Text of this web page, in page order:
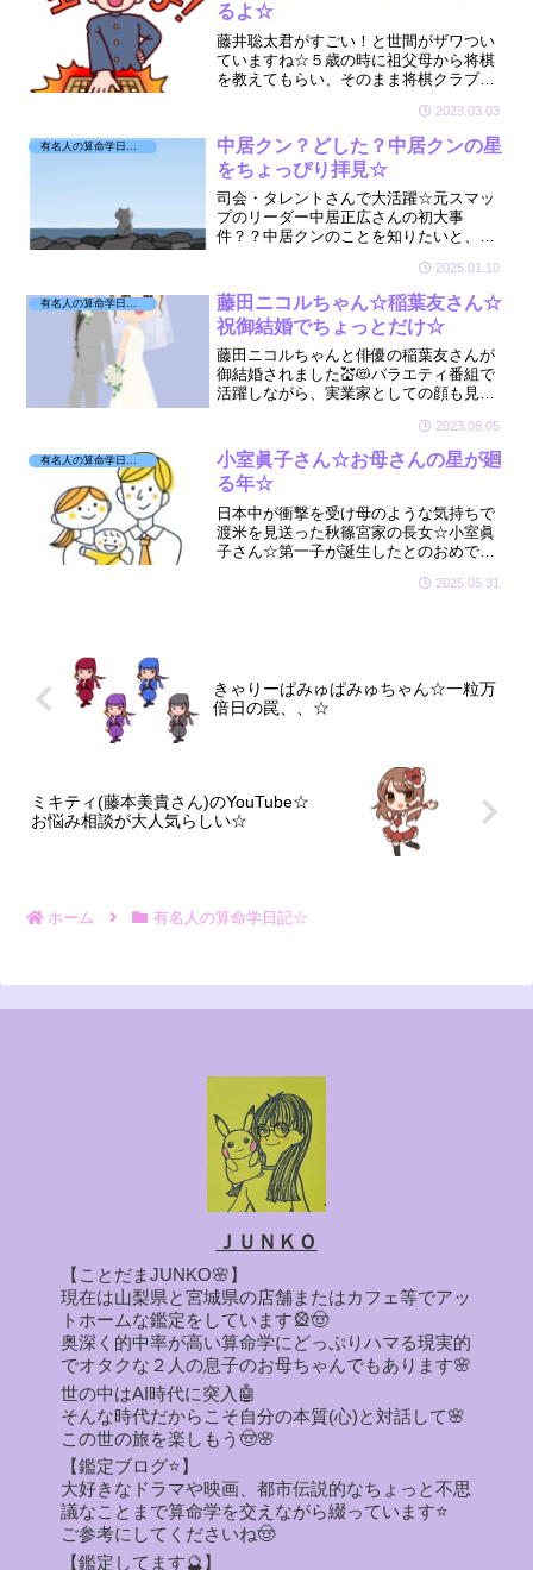
るよ☆
藤井聡太君がすごい！と世間がザワつい
ていますね☆５歳の時に祖父母から将棋
を教えてもらい、そのまま将棋クラブで
聡太くんがどんな星を持っているのか見
てみたくなりました☆
2023.03.03
中居クン？どした？中居クンの星
をちょっぴり拝見☆
司会・タレントさんで大活躍☆元スマッ
プのリーダー中居正広さんの初大事
件？？中居クンのことを知りたいと、星
2025.01.10
有名人の算命学日記☆
藤田ニコルちゃん☆稲葉友さん☆
祝御結婚でちょっとだけ☆
藤田ニコルちゃんと俳優の稲葉友さんが
御結婚されました💒😻バラエティ番組で
活躍しながら、実業家としての顔も見ら
相性など、星をちょこっとだけ見させて
いただきました🔮
2023.08.05
有名人の算命学日記☆
小室眞子さん☆お母さんの星が廻
る年☆
日本中が衝撃を受け母のような気持ちで
渡米を見送った秋篠宮家の長女☆小室眞
子さん☆第一子が誕生したとのおめでた
と拝見しましたらドンピシャでお母さん
2025.05.31
きゃりーぱみゅぱみゅちゃん☆一粒万
倍日の罠、、☆
ミキティ(藤本美貴さん)のYouTube☆
お悩み相談が大人気らしい☆
ホーム 有名人の算命学日記☆
ＪＵＮＫＯ
【ことだまJUNKO🌸】
現在は山梨県と宮城県の店舗またはカフェ等でアッ
トホームな鑑定をしています🎡🤠
奥深く的中率が高い算命学にどっぷりハマる現実的
でオタクな２人の息子のお母ちゃんでもあります🌸
世の中はAI時代に突入🤖
そんな時代だからこそ自分の本質(心)と対話して🌸
この世の旅を楽しもう🤠🌸
【鑑定ブログ⭐】
大好きなドラマや映画、都市伝説的なちょっと不思
議なことまで算命学を交えながら綴っています⭐
ご参考にしてくださいね🤠
【鑑定してます🔮】